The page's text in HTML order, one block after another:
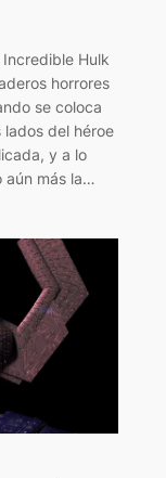
Hulk
horrores
se coloca
del héroe
y a lo
aún más la…